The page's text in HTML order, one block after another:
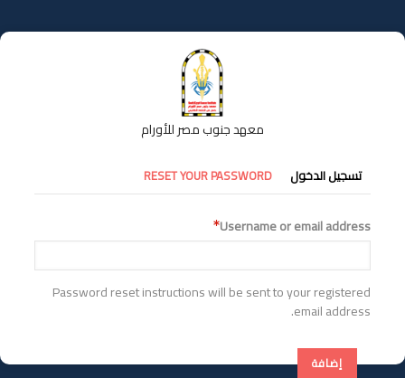
إلى
المحتوى
معهد جنوب مصر للأورام
التبويبات
الأساسية
تسجيل الدخول RESET YOUR PASSWORD
Username or email address
Password reset instructions will be sent to your registered
email address.